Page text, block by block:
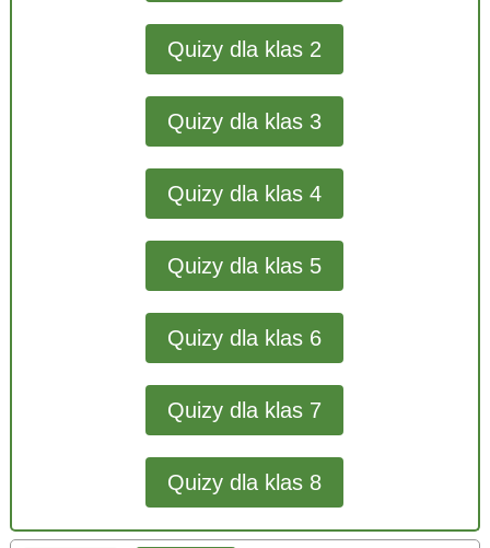
Quizy dla klas 2
Quizy dla klas 3
Quizy dla klas 4
Quizy dla klas 5
Quizy dla klas 6
Quizy dla klas 7
Quizy dla klas 8